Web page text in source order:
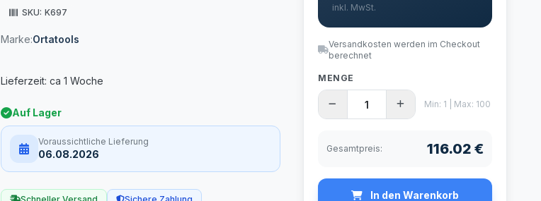
SKU: K697
Marke:Ortatools
Auf Lager
Voraussichtliche Lieferung
06.08.2026
inkl. MwSt.
Versandkosten werden im Checkout
berechnet
MENGE
Min: 1 | Max: 100
Gesamtpreis: 116.02 €
In den Warenkorb